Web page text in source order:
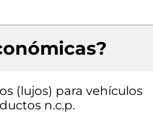
(lujos) para vehículos
n.c.p.